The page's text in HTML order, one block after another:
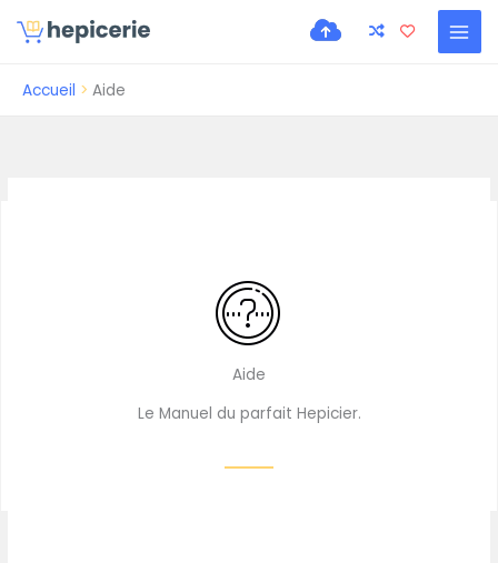
Accueil Aide
Aide
Le Manuel du parfait Hepicier.